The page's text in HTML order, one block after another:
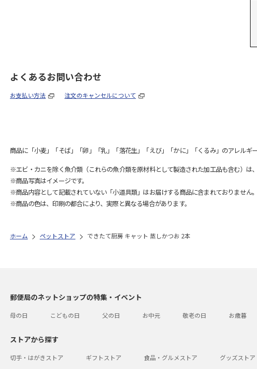
よくあるお問い合わせ
お支払い方法 注文のキャンセルについて
商品に「小麦」「そば」「卵」「乳」「落花生」「えび」「かに」「くるみ」のアレルギ
※エビ・カニを除く魚介類（これらの魚介類を原材料として製造された加工品も含む）は
※商品写真はイメージです。
※商品内容として記載されていない「小道具類」はお届けする商品に含まれておりません。
※商品の色は、印刷の都合により、実際と異なる場合があります。
ホーム ペットストア できたて厨房 キャット 蒸しかつお 2本
郵便局のネットショップの特集・イベント
母の日 こどもの日 父の日 お中元 敬老の日 お歳暮
ストアから探す
切手・はがきストア ギフトストア 食品・グルメストア グッズストア